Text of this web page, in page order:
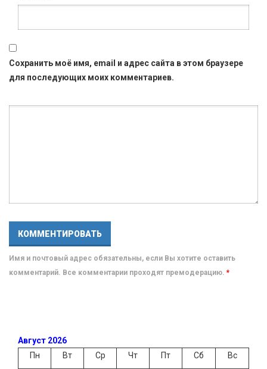
Сохранить моё имя, email и адрес сайта в этом браузере
для последующих моих комментариев.
Имя и почтовый адрес обязательны, если Вы хотите оставить
комментарий. Все комментарии проходят премодерацию. *
Август 2026
Пн
Вт Ср Чт Пт Сб Вс